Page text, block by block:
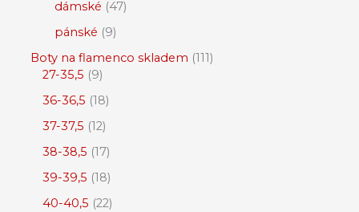
dámské 47
pánské 9
Boty na flamenco skladem 111
27-35,5 9
36-36,5 18
37-37,5 12
38-38,5 17
39-39,5 18
40-40,5 22